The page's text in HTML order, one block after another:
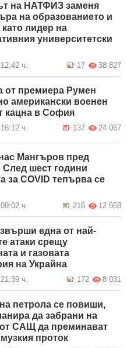
на НАТФИЗ заменя
на образованието и
като лидер на
университетски
ч. 38 827
17
от премиера Румен
американски военен
кацна в София
ч. 24 067
137
Мангъров пред
шест години
за COVID тепърва се
ч. 12 668
216
една от най-
атаки срещу
и газовата
на Украйна
ч. 8 031
172
петрола се повиши,
да забрани на
САЩ да преминават
проток